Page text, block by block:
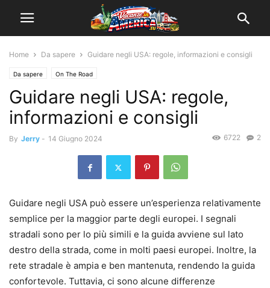
Home Da sapere Guidare negli USA: regole, informazioni e consigli
Da sapere On The Road
Guidare negli USA: regole,
informazioni e consigli
By Jerry - 14 Giugno 2024 2
6722
Guidare negli USA può essere un’esperienza relativamente
semplice per la maggior parte degli europei. I segnali
stradali sono per lo più simili e la guida avviene sul lato
destro della strada, come in molti paesi europei. Inoltre, la
rete stradale è ampia e ben mantenuta, rendendo la guida
confortevole. Tuttavia, ci sono alcune differenze